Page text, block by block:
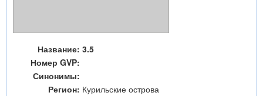
Название: 3.5
Номер GVP:
Синонимы:
Регион: Курильские острова